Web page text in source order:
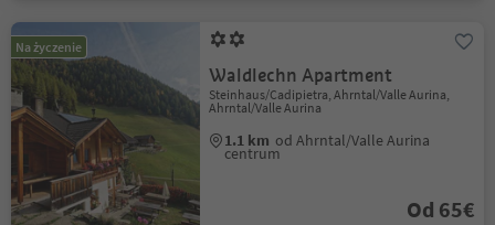
Na życzenie
Waldlechn Apartment
Steinhaus/Cadipietra, Ahrntal/Valle Aurina,
Ahrntal/Valle Aurina
1.1 km od Ahrntal/Valle Aurina
centrum
Od 65€